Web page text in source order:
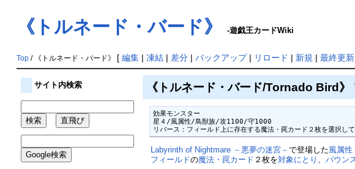
《トルネード・バード》 -遊戯王カードWiki
Top/ 《トルネード・バード》 [ 編集| 凍結| 差分| バックアップ| リロード | 新規 | 最終更新
サイト内検索 《トルネード・バード/Tornado Bird》
効果モンスター
星４/風属性/鳥獣族/攻1100/守1000
リバース：フィールド上に存在する魔法・罠カード２枚を選択し
Labyrinth of Nightmare －悪夢の迷宮－で登場した風属性
フィールドの魔法・罠カード ２枚を対象にとり 、バウン